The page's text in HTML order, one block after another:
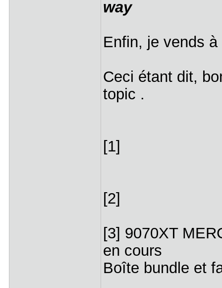
way
Enfin, je vends
Ceci étant dit,
topic .
[1]
[2]
[3] 9070XT
en cours
Boîte bundle et